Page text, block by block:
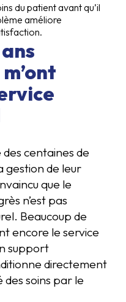
du patient avant qu’il
améliore
centaines de
gestion de leur
que le
n’est pas
Beaucoup de
encore le service
support
directement
soins par le